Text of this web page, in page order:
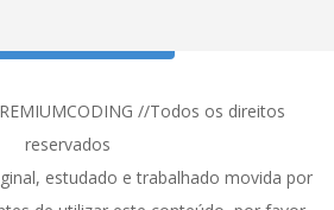
//Todos os direitos
reservados
estudado e trabalhado movida por